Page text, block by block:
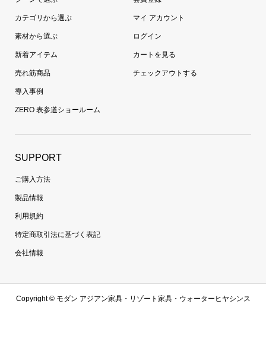
カテゴリから選ぶ
素材から選ぶ
新着アイテム
売れ筋商品
導入事例
ZERO 表参道ショールーム
マイ アカウント
ログイン
カートを見る
チェックアウトする
SUPPORT
ご購入方法
製品情報
利用規約
特定商取引法に基づく表記
会社情報
Copyright ©モダン アジアン家具・リゾート家具・ウォーターヒヤシンス